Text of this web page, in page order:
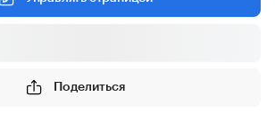
Поделиться